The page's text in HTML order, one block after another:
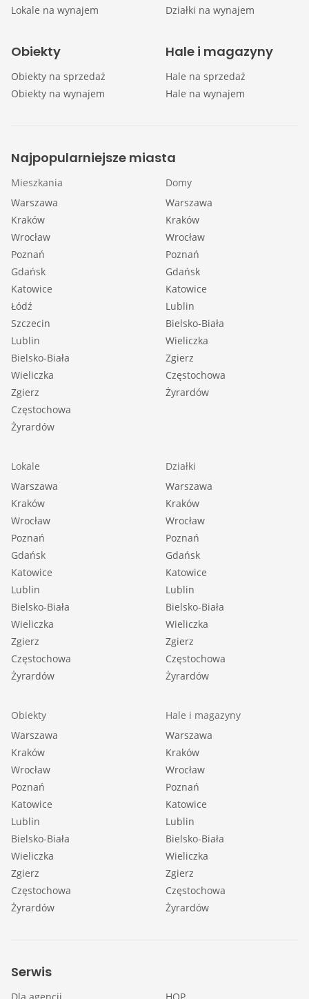
Lokale na wynajem
Działki na wynajem
Obiekty
Obiekty na sprzedaż
Obiekty na wynajem
Hale i magazyny
Hale na sprzedaż
Hale na wynajem
Najpopularniejsze miasta
Mieszkania
Warszawa
Kraków
Wrocław
Poznań
Gdańsk
Katowice
Łódź
Szczecin
Lublin
Bielsko-Biała
Wieliczka
Zgierz
Częstochowa
Żyrardów
Domy
Warszawa
Kraków
Wrocław
Poznań
Gdańsk
Katowice
Lublin
Bielsko-Biała
Wieliczka
Zgierz
Częstochowa
Żyrardów
Lokale
Warszawa
Kraków
Wrocław
Poznań
Gdańsk
Katowice
Lublin
Bielsko-Biała
Wieliczka
Zgierz
Częstochowa
Żyrardów
Działki
Warszawa
Kraków
Wrocław
Poznań
Gdańsk
Katowice
Lublin
Bielsko-Biała
Wieliczka
Zgierz
Częstochowa
Żyrardów
Obiekty
Warszawa
Kraków
Wrocław
Poznań
Katowice
Lublin
Bielsko-Biała
Wieliczka
Zgierz
Częstochowa
Żyrardów
Hale i magazyny
Warszawa
Kraków
Wrocław
Poznań
Katowice
Lublin
Bielsko-Biała
Wieliczka
Zgierz
Częstochowa
Żyrardów
Serwis